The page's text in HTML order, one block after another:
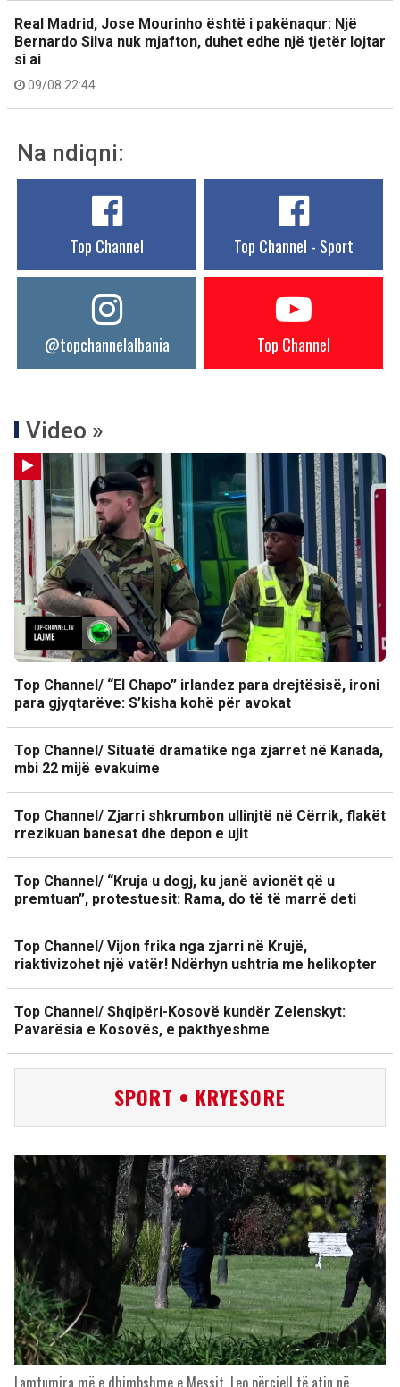
Real Madrid, Jose Mourinho është i pakënaqur: Një
Bernardo Silva nuk mjafton, duhet edhe një tjetër lojtar
si ai
09/08 22:44
Na ndiqni:
Top Channel Top Channel - Sport
@topchannelalbania Top Channel
Video »
Top Channel/ “El Chapo” irlandez para drejtësisë, ironi
para gjyqtarëve: S’kisha kohë për avokat
Top Channel/ Situatë dramatike nga zjarret në Kanada,
mbi 22 mijë evakuime
Top Channel/ Zjarri shkrumbon ullinjtë në Cërrik, flakët
rrezikuan banesat dhe depon e ujit
Top Channel/ “Kruja u dogj, ku janë avionët që u
premtuan”, protestuesit: Rama, do të të marrë deti
Top Channel/ Vijon frika nga zjarri në Krujë,
riaktivizohet një vatër! Ndërhyn ushtria me helikopter
Top Channel/ Shqipëri-Kosovë kundër Zelenskyt:
Pavarësia e Kosovës, e pakthyeshme
SPORT • KRYESORE
Lamtumira më e dhimbshme e Messit, Leo përcjell të atin në